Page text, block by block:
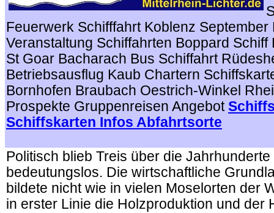
Feuerwerk Schifffahrt Koblenz
Veranstaltung Schiffahrten Boppard Schiff
St Goar Bacharach Bus Schiffahrt
Betriebsausflug Kaub Chartern
Bornhofen Braubach Oestrich-Winkel
Prospekte Gruppenreisen Angebot
Schiffskarten Infos Abfahrtsorte
Politisch blieb Treis über die Jahrhunderte
bedeutungslos. Die wirtschaftliche
bildete nicht wie in vielen Moselorten der
in erster Linie die Holzproduktion und der